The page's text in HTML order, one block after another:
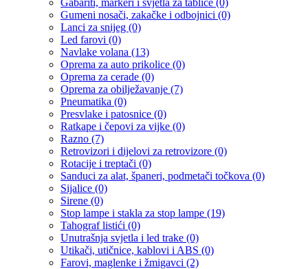
Gabariti, markeri i svjetla za tablice (0)
Gumeni nosači, zakačke i odbojnici (0)
Lanci za snijeg (0)
Led farovi (0)
Navlake volana (13)
Oprema za auto prikolice (0)
Oprema za cerade (0)
Oprema za obilježavanje (7)
Pneumatika (0)
Presvlake i patosnice (0)
Ratkape i čepovi za vijke (0)
Razno (7)
Retrovizori i dijelovi za retrovizore (0)
Rotacije i treptači (0)
Sanduci za alat, španeri, podmetači točkova (0)
Sijalice (0)
Sirene (0)
Stop lampe i stakla za stop lampe (19)
Tahograf listići (0)
Unutrašnja svjetla i led trake (0)
Utikači, utičnice, kablovi i ABS (0)
Farovi, maglenke i žmigavci (2)